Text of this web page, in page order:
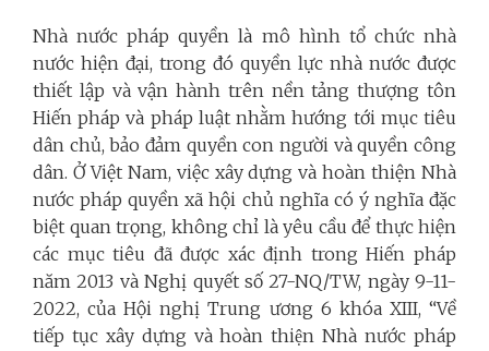
Nhà nước pháp quyền là mô hình tổ chức nhà
nước hiện đại, trong đó quyền lực nhà nước được
thiết lập và vận hành trên nền tảng thượng tôn
Hiến pháp và pháp luật nhằm hướng tới mục tiêu
dân chủ, bảo đảm quyền con người và quyền công
dân. Ở Việt Nam, việc xây dựng và hoàn thiện Nhà
nước pháp quyền xã hội chủ nghĩa có ý nghĩa đặc
biệt quan trọng, không chỉ là yêu cầu để thực hiện
các mục tiêu đã được xác định trong Hiến pháp
năm 2013 và Nghị quyết số 27-NQ/TW, ngày 9-11-
2022, của Hội nghị Trung ương 6 khóa XIII, “Về
tiếp tục xây dựng và hoàn thiện Nhà nước pháp